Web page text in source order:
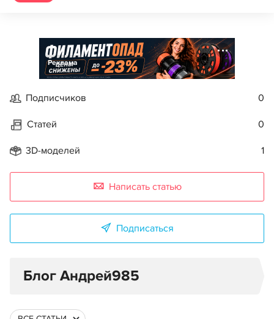
Реклама
Подписчиков 0
Статей 0
3D-моделей 1
Написать статью
Подписаться
Блог Андрей985